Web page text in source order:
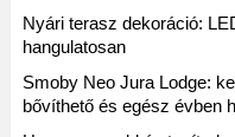
Nyári terasz dekoráció:
hangulatosan
Smoby Neo Jura Lodge:
bővíthető és egész évben